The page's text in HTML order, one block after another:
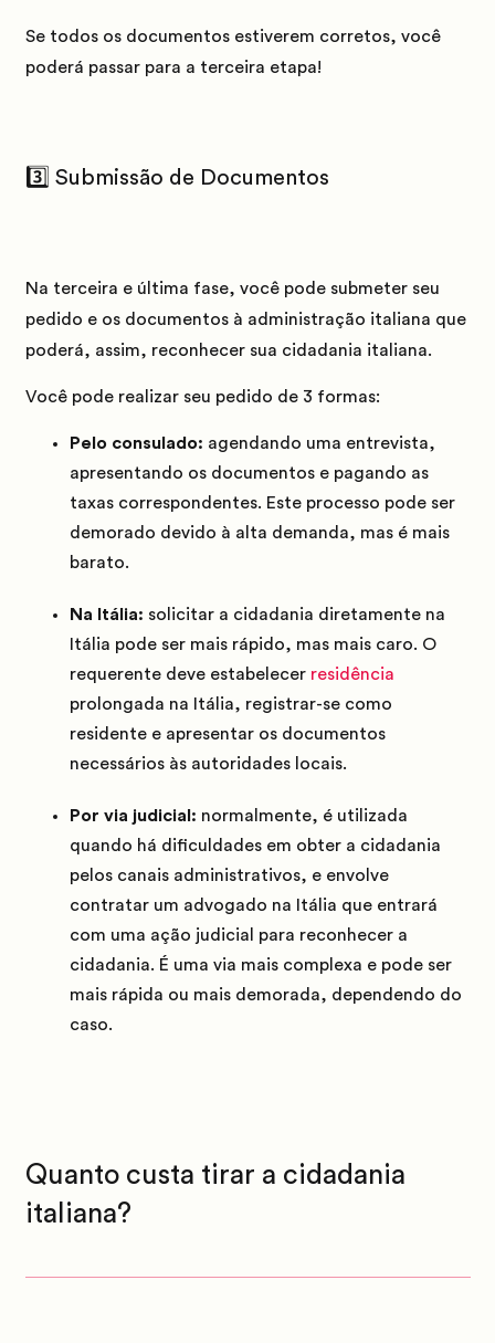
Se todos os documentos estiverem corretos, você
poderá passar para a terceira etapa!
3️⃣ Submissão de Documentos
Na terceira e última fase, você pode submeter seu
pedido e os documentos à administração italiana que
poderá, assim, reconhecer sua cidadania italiana.
Você pode realizar seu pedido de 3 formas:
Pelo consulado: agendando uma entrevista,
apresentando os documentos e pagando as
taxas correspondentes. Este processo pode ser
demorado devido à alta demanda, mas é mais
barato.
Na Itália: solicitar a cidadania diretamente na
Itália pode ser mais rápido, mas mais caro. O
requerente deve estabelecer residência
prolongada na Itália, registrar-se como
residente e apresentar os documentos
necessários às autoridades locais.
Por via judicial: normalmente, é utilizada
quando há dificuldades em obter a cidadania
pelos canais administrativos, e envolve
contratar um advogado na Itália que entrará
com uma ação judicial para reconhecer a
cidadania. É uma via mais complexa e pode ser
mais rápida ou mais demorada, dependendo do
caso.
Quanto custa tirar a cidadania
italiana?